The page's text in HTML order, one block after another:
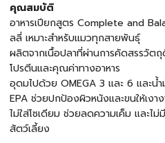
คุณสมบัติ
อาหารเปียกสูตร Complete and
ลลี่ เหมาะสำหรับแมวทุกสายพันธุ์
ผลิตจากเนื้อปลาที่ผ่านการคัดสรรวั
โปรตีนและคุณค่าทางอาหาร
อุดมไปด้วย OMEGA 3 และ 6 และน้
EPA ช่วยปกป้องผิวหนังและขนให้เงา
ไม่ใส่โซเดียม ช่วยลดความเค็ม และไ
สัตว์เลี้ยง